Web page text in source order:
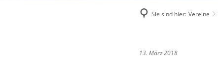
Sie sind hier: Vereine
13. März 2018